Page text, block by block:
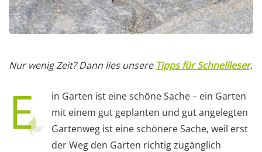
Nur wenig Zeit? Dann lies unsere Tipps für Schnellleser.
E
in Garten ist eine schöne Sache – ein Garten
mit einem gut geplanten und gut angelegten
Gartenweg ist eine schönere Sache, weil erst
der Weg den Garten richtig zugänglich